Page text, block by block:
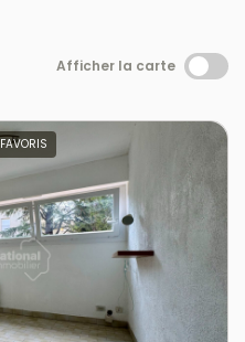
Afficher la carte
FAVORIS